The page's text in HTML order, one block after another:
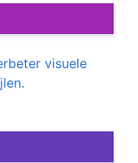
visuele